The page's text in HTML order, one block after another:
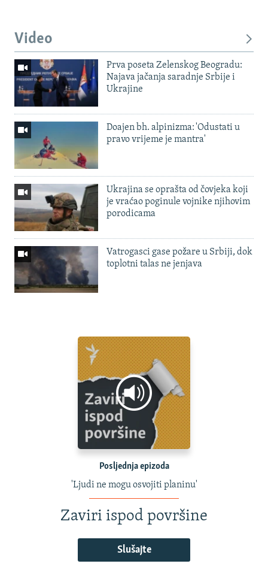
Video
Prva poseta Zelenskog Beogradu:
Najava jačanja saradnje Srbije i
Ukrajine
Doajen bh. alpinizma: 'Odustati u
pravo vrijeme je mantra'
Ukrajina se oprašta od čovjeka koji
je vraćao poginule vojnike njihovim
porodicama
Vatrogasci gase požare u Srbiji, dok
toplotni talas ne jenjava
Posljednja epizoda
'Ljudi ne mogu osvojiti planinu'
Zaviri ispod površine
Slušajte